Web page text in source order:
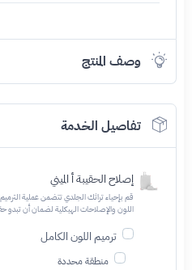
وصف المنتج
تفاصيل الخدمة
إصلاح الحقيبة أ الميني
قم بإحياء تراثك الجلدي تتضمن عملية
اللون والإصلاحات الهيكلية لضمان أن تبدو
ترميم اللون الكامل
منطقة محددة